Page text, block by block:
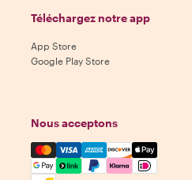
Téléchargez notre app
App Store
Google Play Store
Nous acceptons
Mastercard, Visa, Amex,